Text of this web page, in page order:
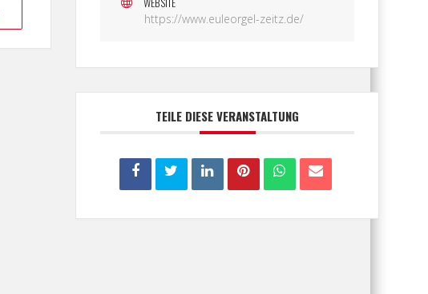
https://www.euleorgel-zeitz.de/
TEILE DIESE VERANSTALTUNG